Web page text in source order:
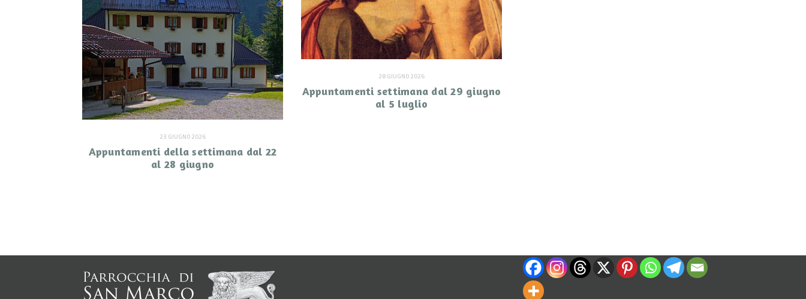
23 GIUGNO 2026
Appuntamenti della settimana dal 22
al 28 giugno
28 GIUGNO 2026
Appuntamenti settimana dal 29 giugno
al 5 luglio